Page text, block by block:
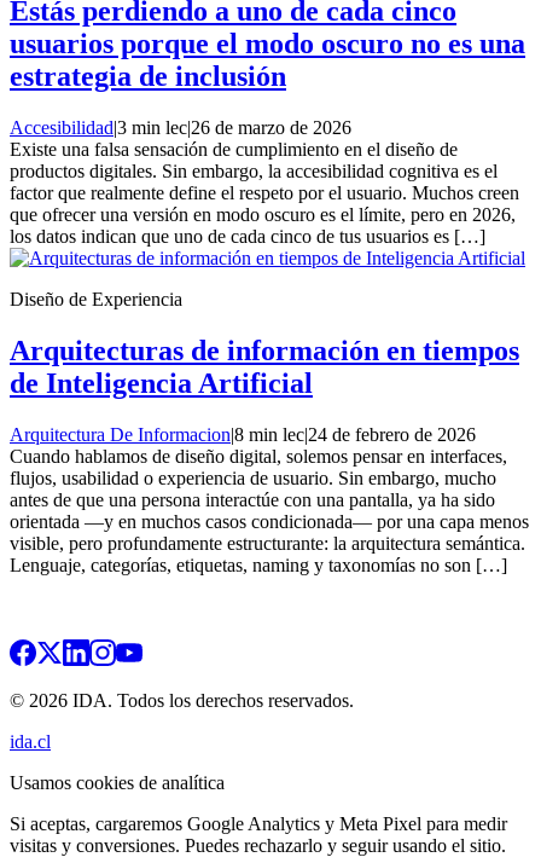
Estás perdiendo a uno de cada cinco
usuarios porque el modo oscuro no es una
estrategia de inclusión
Accesibilidad|3 min lec|26 de marzo de 2026
Existe una falsa sensación de cumplimiento en el diseño de
productos digitales. Sin embargo, la accesibilidad cognitiva es el
factor que realmente define el respeto por el usuario. Muchos creen
que ofrecer una versión en modo oscuro es el límite, pero en 2026,
los datos indican que uno de cada cinco de tus usuarios es […]
Diseño de Experiencia
Arquitecturas de información en tiempos
de Inteligencia Artificial
Arquitectura De Informacion|8 min lec|24 de febrero de 2026
Cuando hablamos de diseño digital, solemos pensar en interfaces,
flujos, usabilidad o experiencia de usuario. Sin embargo, mucho
antes de que una persona interactúe con una pantalla, ya ha sido
orientada —y en muchos casos condicionada— por una capa menos
visible, pero profundamente estructurante: la arquitectura semántica.
Lenguaje, categorías, etiquetas, naming y taxonomías no son […]
© 2026 IDA. Todos los derechos reservados.
ida.cl
Usamos cookies de analítica
Si aceptas, cargaremos Google Analytics y Meta Pixel para medir
visitas y conversiones. Puedes rechazarlo y seguir usando el sitio.